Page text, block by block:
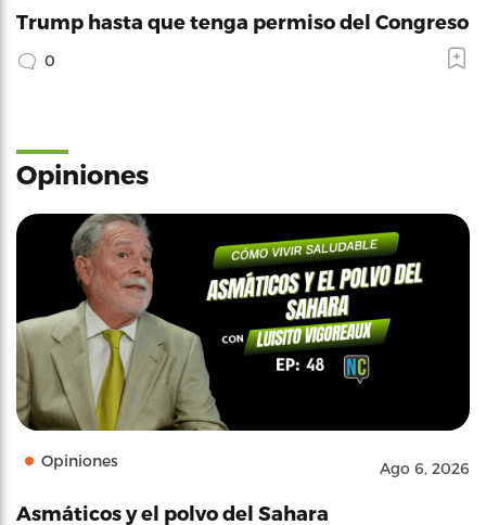
Trump hasta que tenga permiso del Congreso
0
Opiniones
Opiniones Ago 6, 2026
Asmáticos y el polvo del Sahara